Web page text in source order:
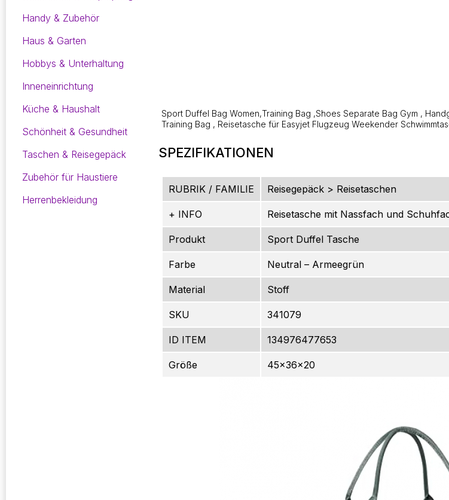
Handy & Zubehör
Haus & Garten
Hobbys & Unterhaltung
Inneneinrichtung
Küche & Haushalt
Schönheit & Gesundheit
Taschen & Reisegepäck
Zubehör für Haustiere
Herrenbekleidung
Sport Duffel Bag Women,Training Bag ,Shoes Separate Bag Gym ,
Training Bag , Reisetasche für Easyjet Flugzeug Weekender
SPEZIFIKATIONEN
RUBRIK / FAMILIE Reisegepäck > Reisetaschen
+ INFO Reisetasche mit Nassfach und
Produkt Sport Duffel Tasche
Farbe Neutral – Armeegrün
Material Stoff
SKU 341079
ID ITEM 134976477653
Größe 45x36x20